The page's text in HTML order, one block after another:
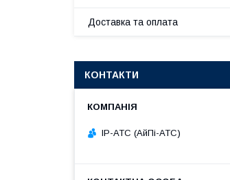
Доставка та оплата
КОНТАКТИ
IP-АТС (АйПі-АТС)